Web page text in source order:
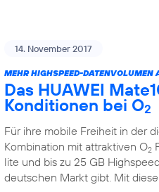
14. November 2017
MEHR HIGHSPEED-DATENVOLUMEN
Das HUAWEI
Konditionen bei O2
Für ihre mobile Freiheit in der
Kombination mit attraktiven O2
lite und bis zu 25 GB
deutschen Markt gibt. Mit